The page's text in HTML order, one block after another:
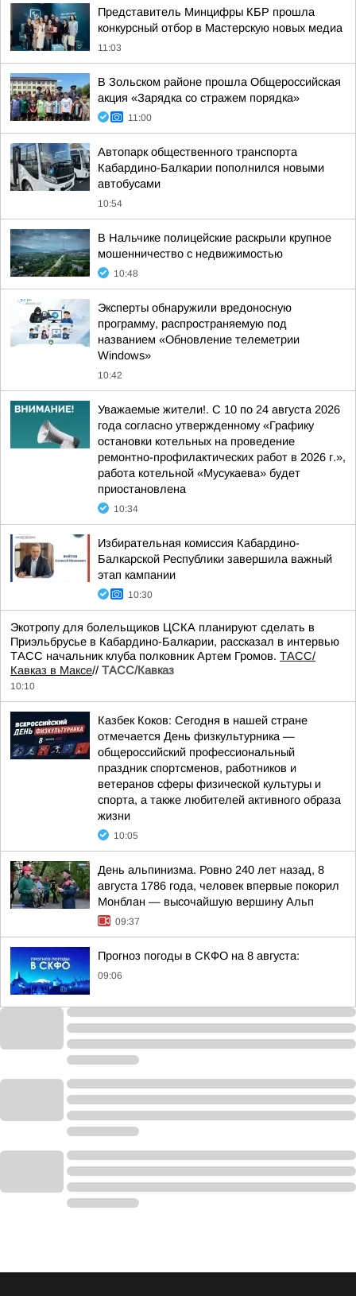
Представитель Минцифры КБР прошла
конкурсный отбор в Мастерскую новых медиа
11:03
В Зольском районе прошла Общероссийская
акция «Зарядка со стражем порядка»
11:00
Автопарк общественного транспорта
Кабардино-Балкарии пополнился новыми
автобусами
10:54
В Нальчике полицейские раскрыли крупное
мошенничество с недвижимостью
10:48
Эксперты обнаружили вредоносную
программу, распространяемую под
названием «Обновление телеметрии
Windows»
10:42
Уважаемые жители!. С 10 по 24 августа 2026
года согласно утвержденному «Графику
остановки котельных на проведение
ремонтно-профилактических работ в 2026 г.»,
работа котельной «Мусукаева» будет
приостановлена
10:34
Избирательная комиссия Кабардино-
Балкарской Республики завершила важный
этап кампании
10:30
Экотропу для болельщиков ЦСКА планируют сделать в
Приэльбрусье в Кабардино-Балкарии, рассказал в интервью
ТАСС начальник клуба полковник Артем Громов. ТАСС/
Кавказ в Максе// ТАСС/Кавказ
10:10
Казбек Коков: Сегодня в нашей стране
отмечается День физкультурника —
общероссийский профессиональный
праздник спортсменов, работников и
ветеранов сферы физической культуры и
спорта, а также любителей активного образа
жизни
10:05
День альпинизма. Ровно 240 лет назад, 8
августа 1786 года, человек впервые покорил
Монблан — высочайшую вершину Альп
09:37
Прогноз погоды в СКФО на 8 августа:
09:06